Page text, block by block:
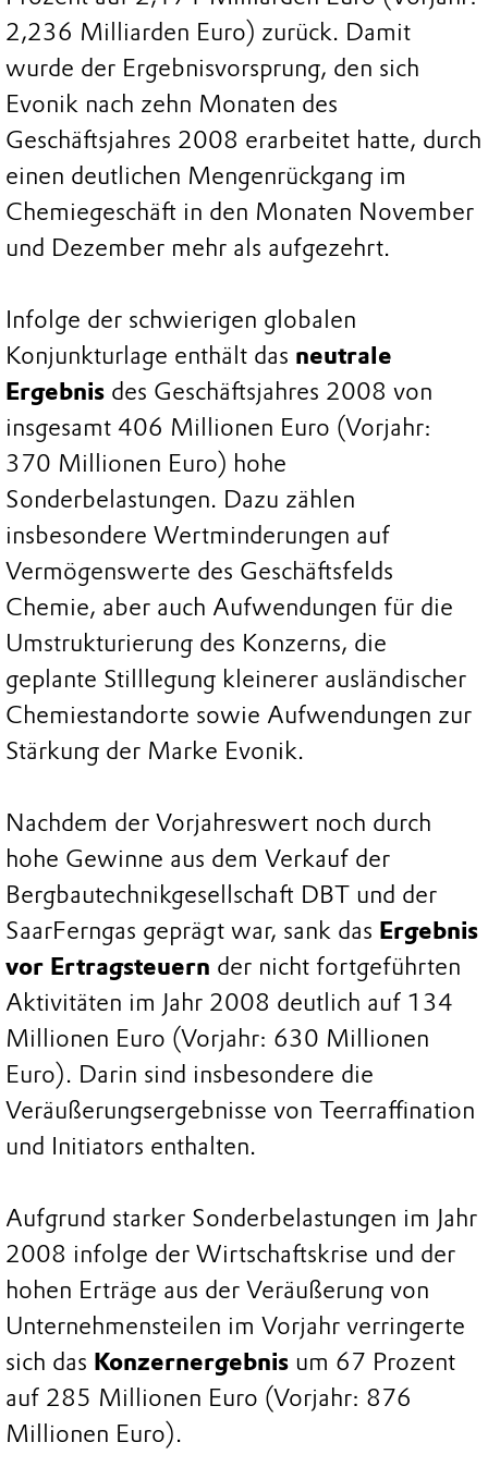
2,236 Milliarden Euro) zurück. Damit
wurde der Ergebnisvorsprung, den sich
Evonik nach zehn Monaten des
Geschäftsjahres 2008 erarbeitet hatte, durch
einen deutlichen Mengenrückgang im
Chemiegeschäft in den Monaten November
und Dezember mehr als aufgezehrt.
Infolge der schwierigen globalen
Konjunkturlage enthält das neutrale
Ergebnis des Geschäftsjahres 2008 von
insgesamt 406 Millionen Euro (Vorjahr:
370 Millionen Euro) hohe
Sonderbelastungen. Dazu zählen
insbesondere Wertminderungen auf
Vermögenswerte des Geschäftsfelds
Chemie, aber auch Aufwendungen für die
Umstrukturierung des Konzerns, die
geplante Stilllegung kleinerer ausländischer
Chemiestandorte sowie Aufwendungen zur
Stärkung der Marke Evonik.
Nachdem der Vorjahreswert noch durch
hohe Gewinne aus dem Verkauf der
Bergbautechnikgesellschaft DBT und der
SaarFerngas geprägt war, sank das Ergebnis
vor Ertragsteuern der nicht fortgeführten
Aktivitäten im Jahr 2008 deutlich auf 134
Millionen Euro (Vorjahr: 630 Millionen
Euro). Darin sind insbesondere die
Veräußerungsergebnisse von Teerraffination
und Initiators enthalten.
Aufgrund starker Sonderbelastungen im Jahr
2008 infolge der Wirtschaftskrise und der
hohen Erträge aus der Veräußerung von
Unternehmensteilen im Vorjahr verringerte
sich das Konzernergebnis um 67 Prozent
auf 285 Millionen Euro (Vorjahr: 876
Millionen Euro).